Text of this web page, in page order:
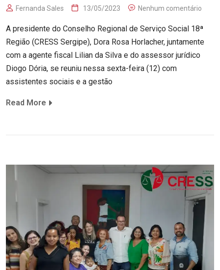
Fernanda Sales 13/05/2023 Nenhum comentário
A presidente do Conselho Regional de Serviço Social 18ª
Região (CRESS Sergipe), Dora Rosa Horlacher, juntamente
com a agente fiscal Lilian da Silva e do assessor jurídico
Diogo Dória, se reuniu nessa sexta-feira (12) com
assistentes sociais e a gestão
Read More